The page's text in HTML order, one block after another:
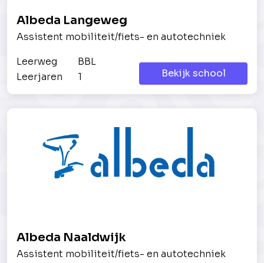
Albeda Langeweg
Assistent mobiliteit/fiets- en autotechniek
Leerweg
BBL
Leerjaren
1 Bekijk school
Albeda Naaldwijk
Assistent mobiliteit/fiets- en autotechniek